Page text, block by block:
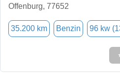
Offenburg, 77652
35.200 km Benzin 96 kw